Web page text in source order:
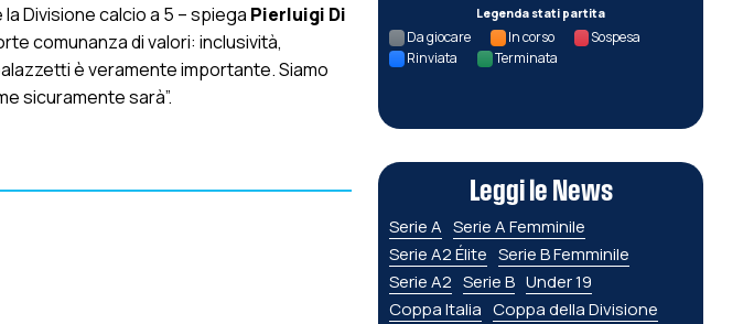
Divisione calcio a 5 – spiega Pierluigi Di
comunanza di valori: inclusività,
è veramente importante. Siamo
sicuramente sarà”.
Legenda stati partita
Da giocare In corso
Sospesa
Rinviata
Terminata
Leggi le News
Serie A Serie A Femminile
Serie A2 Élite Serie B Femminile
Serie A2 Serie B Under 19
Coppa Italia Coppa della Divisione